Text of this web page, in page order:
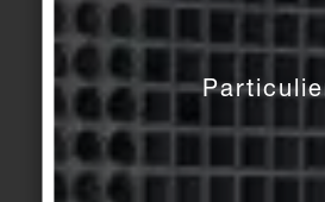
Édition/publication